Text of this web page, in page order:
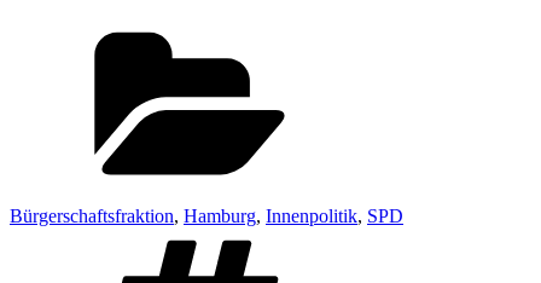
Bürgerschaftsfraktion, Hamburg, Innenpolitik, SPD